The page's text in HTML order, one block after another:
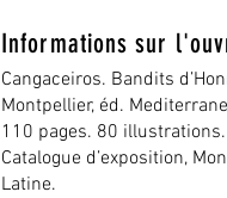
Informations sur
Cangaceiros. Bandits
Montpellier, éd.
110 pages. 80 illustrations.
Catalogue d’exposition,
Latine.